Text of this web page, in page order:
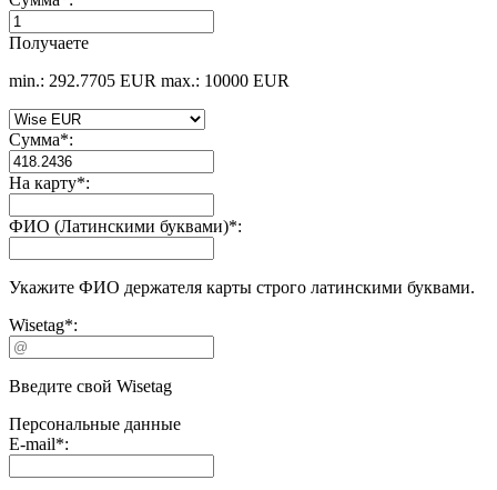
Получаете
min.: 292.7705 EUR max.: 10000 EUR
Сумма*:
На карту*:
ФИО (Латинскими буквами)*:
Укажите ФИО держателя карты строго латинскими буквами.
Wisetag*:
Введите свой Wisetag
Персональные данные
E-mail*: